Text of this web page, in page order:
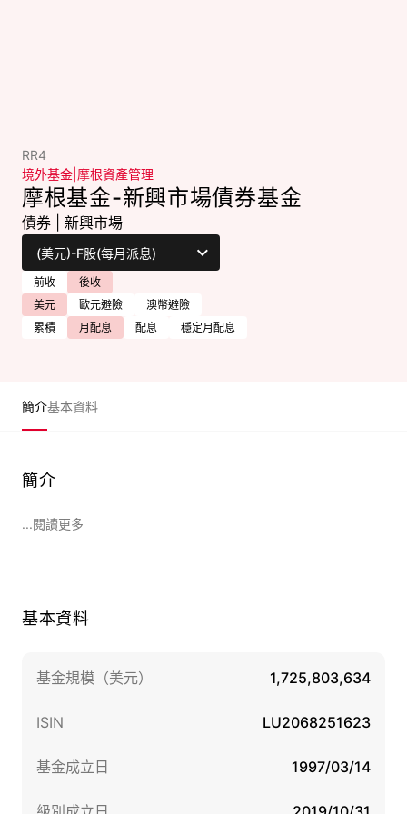
RR4
境外基金 摩根資產管理
摩根基金-新興市場債券基金
債券 新興市場
前收
後收
美元
歐元避險
澳幣避險
累積
月配息 配息 穩定月配息
簡介基本資料
簡介
...閱讀更多
基本資料
基金規模（美元） 1,725,803,634
ISIN LU2068251623
基金成立日 1997/03/14